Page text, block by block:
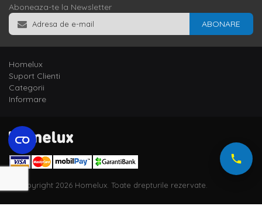
Aboneaza-te la Newsletter
ABONARE
Homelux
Suport Clienti
Categorii
Informare
© Copyright 2026 Homelux. Toate drepturile rezervate.